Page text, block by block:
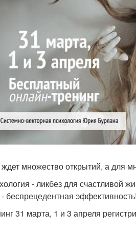
множество открытий, а для
- ликбез для счастливой
беспрецедентная эффективность!
31 марта, 1 и 3 апреля